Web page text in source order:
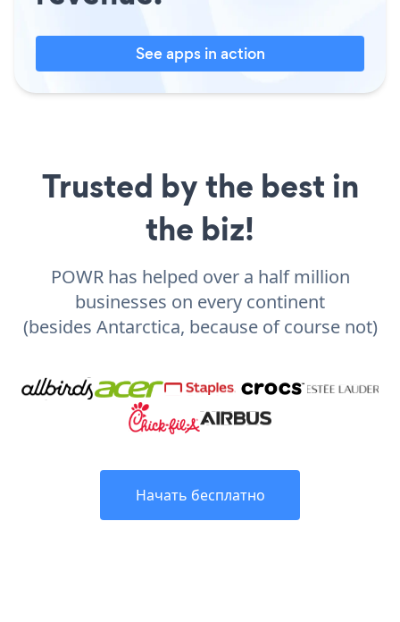
See apps in action
Trusted by the best in
the biz!
POWR has helped over a half million
businesses on every continent
(besides Antarctica, because of course not)
Начать бесплатно